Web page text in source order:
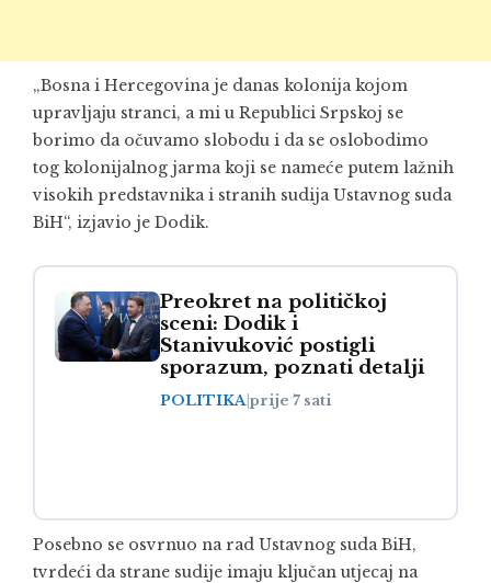
„Bosna i Hercegovina je danas kolonija kojom
upravljaju stranci, a mi u Republici Srpskoj se
borimo da očuvamo slobodu i da se oslobodimo
tog kolonijalnog jarma koji se nameće putem lažnih
visokih predstavnika i stranih sudija Ustavnog suda
BiH“, izjavio je Dodik.
Preokret na političkoj
sceni: Dodik i
Stanivuković postigli
sporazum, poznati detalji
POLITIKAprije 7 sati
Posebno se osvrnuo na rad Ustavnog suda BiH,
tvrdeći da strane sudije imaju ključan utjecaj na